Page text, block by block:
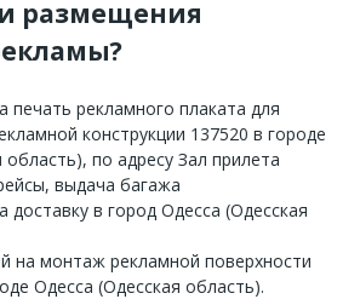
размещения
печать рекламного плаката для
конструкции 137520 в городе
по адресу Зал прилета
выдача багажа
доставку в город Одесса (Одесская
на монтаж рекламной поверхности
Одесса (Одесская область).